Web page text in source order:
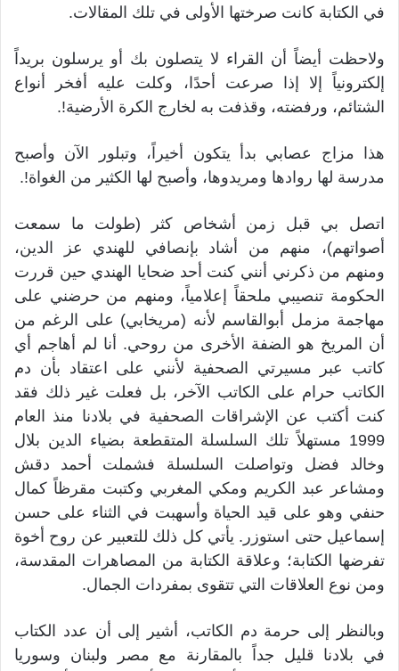
في الكتابة كانت صرختها الأولى في تلك المقالات.
ولاحظت أيضاً أن القراء لا يتصلون بك أو يرسلون بريداً
إلكترونياً إلا إذا صرعت أحدًا، وكلت عليه أفخر أنواع
الشتائم، ورفضته، وقذفت به لخارج الكرة الأرضية!.
هذا مزاج عصابي بدأ يتكون أخيراً، وتبلور الآن وأصبح
مدرسة لها روادها ومريدوها، وأصبح لها الكثير من الغواة!.
اتصل بي قبل زمن أشخاص كثر (طولت ما سمعت
أصواتهم)، منهم من أشاد بإنصافي للهندي عز الدين،
ومنهم من ذكرني أنني كنت أحد ضحايا الهندي حين قررت
الحكومة تنصيبي ملحقاً إعلامياً، ومنهم من حرضني على
مهاجمة مزمل أبوالقاسم لأنه (مريخابي) على الرغم من
أن المريخ هو الضفة الأخرى من روحي. أنا لم أهاجم أي
كاتب عبر مسيرتي الصحفية لأنني على اعتقاد بأن دم
الكاتب حرام على الكاتب الآخر، بل فعلت غير ذلك فقد
كنت أكتب عن الإشراقات الصحفية في بلادنا منذ العام
1999 مستهلاً تلك السلسلة المتقطعة بضياء الدين بلال
وخالد فضل وتواصلت السلسلة فشملت أحمد دقش
ومشاعر عبد الكريم ومكي المغربي وكتبت مقرظاً كمال
حنفي وهو على قيد الحياة وأسهبت في الثناء على حسن
إسماعيل حتى استوزر. يأتي كل ذلك للتعبير عن روح أخوة
تفرضها الكتابة؛ وعلاقة الكتابة من المصاهرات المقدسة،
ومن نوع العلاقات التي تتقوى بمفردات الجمال.
وبالنظر إلى حرمة دم الكاتب، أشير إلى أن عدد الكتاب
في بلادنا قليل جداً بالمقارنة مع مصر ولبنان وسوريا